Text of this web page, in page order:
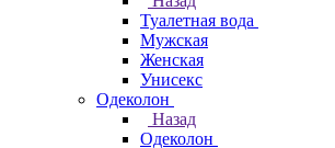
Туалетная вода
Мужская
Женская
Унисекс
Одеколон
Назад
Одеколон